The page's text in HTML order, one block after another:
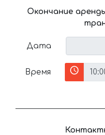
Окончание
Дата
Время